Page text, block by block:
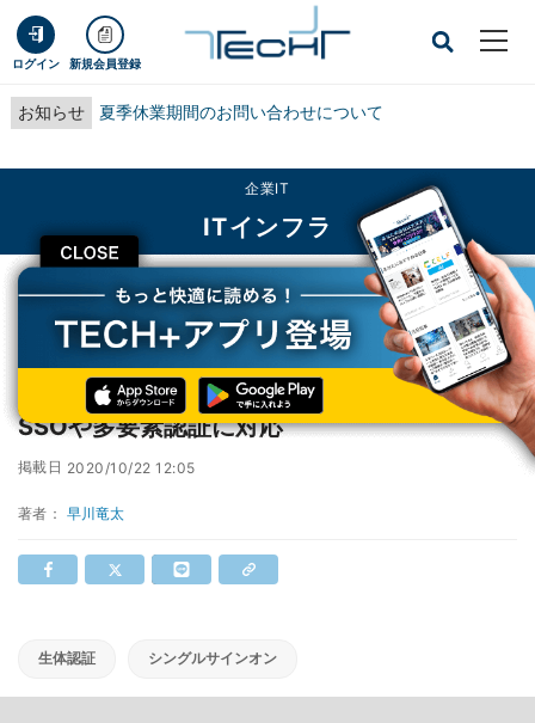
ログイン 新規会員登録
お知らせ 夏季休業期間のお問い合わせについて
CLOSE
企業IT
ITインフラ
TECH+ 企業IT
ITインフラ
ソリトン、ID認証サービスをアップデート ‐ SSOや多要素認証に対応
ソリトン、ID認証サービスをアップデート ‐
SSOや多要素認証に対応
掲載日 2020/10/22 12:05
著者： 早川竜太
生体認証 シングルサインオン